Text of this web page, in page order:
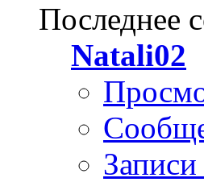
Последнее
Natali02